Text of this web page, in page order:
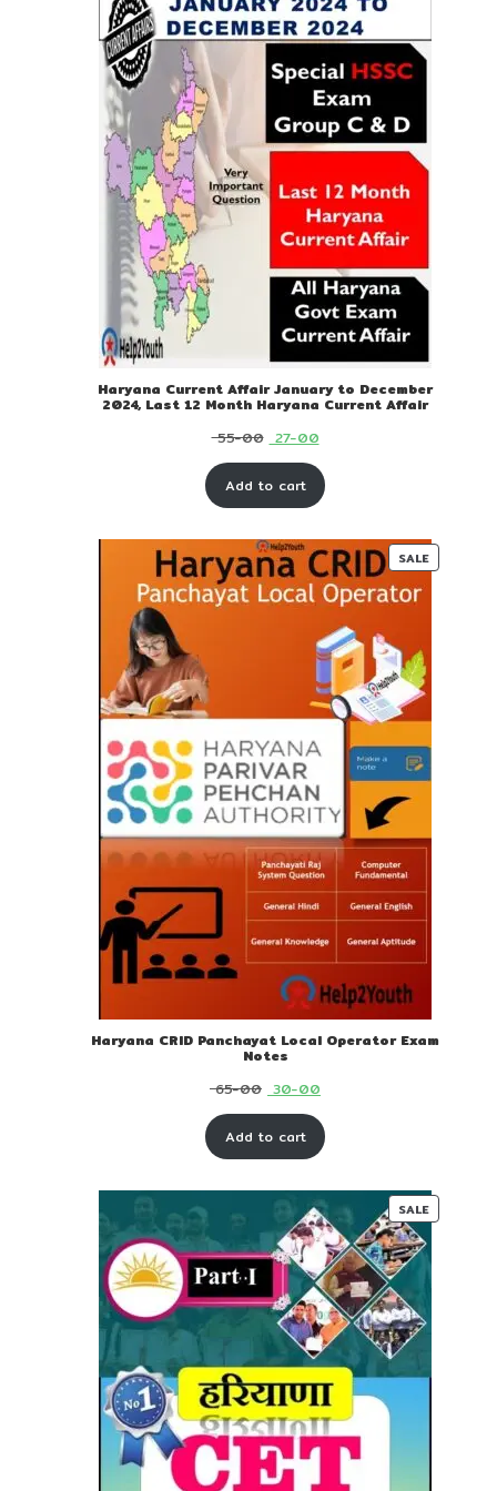
Haryana Current Affair January to December
2024, Last 12 Month Haryana Current Affair
55-00 Original
price
was:
00.
27-00Current
price
is:
00.
Add to cart
SALE
Haryana CRID Panchayat Local Operator Exam
Notes
65-00 Original
price
was:
00.
30-00Current
price
is:
00.
Add to cart
SALE
SALE